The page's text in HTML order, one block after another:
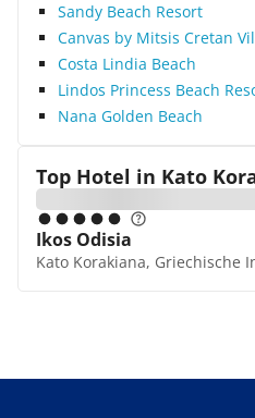
Sandy Beach Resort
Canvas by Mitsis Cretan
Costa Lindia Beach
Lindos Princess Beach
Nana Golden Beach
Top Hotel in Kato
Ikos Odisia
Kato Korakiana, Griechische